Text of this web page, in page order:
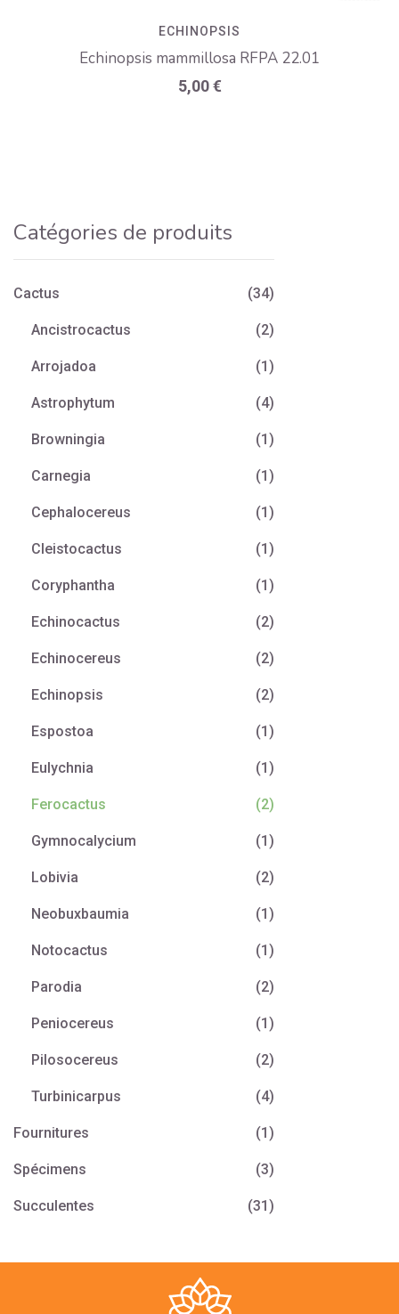
ECHINOPSIS
Echinopsis mammillosa RFPA 22.01
5,00€
Catégories de produits
Cactus (34)
Ancistrocactus (2)
Arrojadoa (1)
Astrophytum (4)
Browningia (1)
Carnegia (1)
Cephalocereus (1)
Cleistocactus (1)
Coryphantha (1)
Echinocactus (2)
Echinocereus (2)
Echinopsis (2)
Espostoa (1)
Eulychnia (1)
Ferocactus (2)
Gymnocalycium (1)
Lobivia (2)
Neobuxbaumia (1)
Notocactus (1)
Parodia (2)
Peniocereus (1)
Pilosocereus (2)
Turbinicarpus (4)
Fournitures (1)
Spécimens (3)
Succulentes (31)